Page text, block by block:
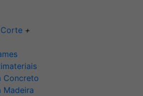
+
Concreto
Madeira